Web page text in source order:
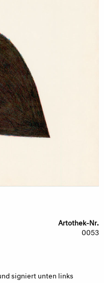
Artothek-Nr.
0053
signiert unten links